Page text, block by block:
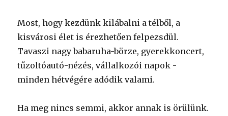
Most, hogy kezdünk kilábalni a télből, a
kisvárosi élet is érezhetően felpezsdül.
Tavaszi nagy babaruha-börze, gyerekkoncert,
tűzoltóautó-nézés, vállalkozói napok -
minden hétvégére adódik valami.
Ha meg nincs semmi, akkor annak is örülünk.